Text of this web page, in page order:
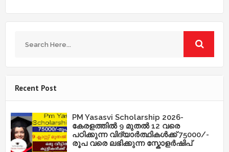
Recent Post
PM Yasasvi Scholarship 2026-
കേരളത്തിൽ 9 മുതൽ 12 വരെ
പഠിക്കുന്ന വിദ്യാർത്ഥികൾക്ക് 75000/-
രൂപ വരെ ലഭിക്കുന്ന സ്കോളർഷിപ്